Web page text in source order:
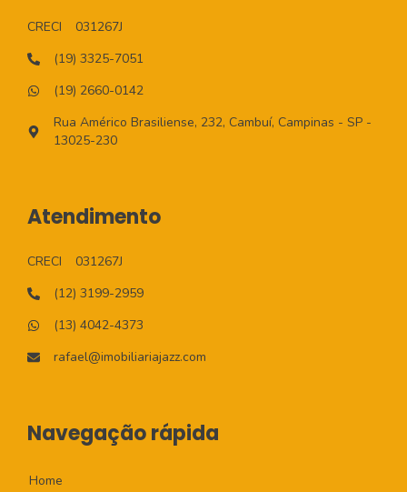
CRECI
031267J
(19) 3325-7051
(19) 2660-0142
Rua Américo Brasiliense, 232, Cambuí, Campinas - SP -
13025-230
Atendimento
CRECI
031267J
(12) 3199-2959
(13) 4042-4373
rafael@imobiliariajazz.com
Navegação rápida
Home